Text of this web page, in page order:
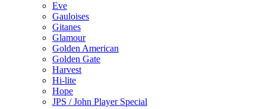
Eve
Gauloises
Gitanes
Glamour
Golden American
Golden Gate
Harvest
Hi-lite
Hope
JPS / John Player Special